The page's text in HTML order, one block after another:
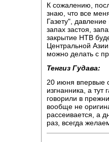
К сожалению,
знаю, что все
Газету",
запах застоя,
закрытие НТВ
Центральной
можно делать с
Тенгиз Гудава:
20 июня впервые
изгнанника, а тут
говорили в
вообще не
рассеивается, а
раз, всегда